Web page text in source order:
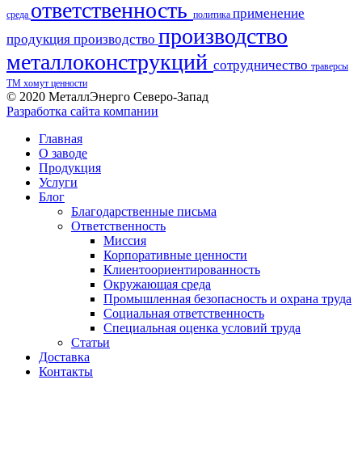
среда ответственность политика применение
продукция производство производство
металлоконструкций сотрудничество траверсы
ТМ хомут ценности
© 2020 МеталлЭнерго Северо-Запад
Разработка сайта компании
Главная
О заводе
Продукция
Услуги
Блог
Благодарственные письма
Ответственность
Миссия
Корпоративные ценности
Клиентоориентированность
Окружающая среда
Промышленная безопасность и охрана труда
Социальная ответственность
Специальная оценка условий труда
Статьи
Доставка
Контакты